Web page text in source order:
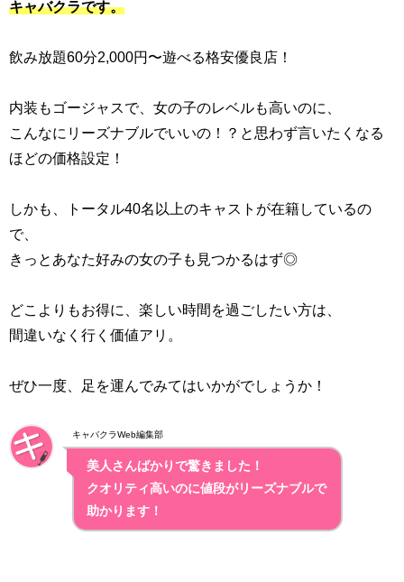
キャバクラです。
飲み放題60分2,000円〜遊べる格安優良店！
内装もゴージャスで、女の子のレベルも高いのに、
こんなにリーズナブルでいいの！？と思わず言いたくなる
ほどの価格設定！
しかも、トータル40名以上のキャストが在籍しているの
で、
きっとあなた好みの女の子も見つかるはず◎
どこよりもお得に、楽しい時間を過ごしたい方は、
間違いなく行く価値アリ。
ぜひ一度、足を運んでみてはいかがでしょうか！
キャバクラWeb編集部
美人さんばかりで驚きました！
クオリティ高いのに値段がリーズナブルで
助かります！